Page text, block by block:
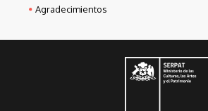
Agradecimientos